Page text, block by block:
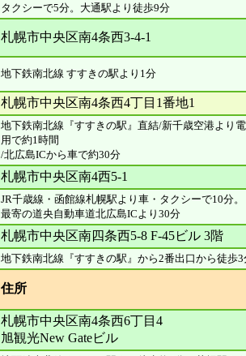
タクシーで5分。大通駅より徒歩9分
札幌市中央区南4条西3-4-1
地下鉄南北線 すすきの駅より1分
札幌市中央区南4条西4丁目1番地1
地下鉄南北線『すすきの駅』直結/新千歳空港より
用で約1時間
/北広島ICから車で約30分
札幌市中央区南4西5-1
JR千歳線・函館線札幌駅より車・タクシーで10分。
最寄の道央自動車道北広島ICより30分
札幌市中央区南四条西5-8 F-45ビル 3階
地下鉄南北線『すすきの駅』から2番出口から徒歩3
住所
札幌市中央区南4条西6丁目4
旭観光New Gateビル